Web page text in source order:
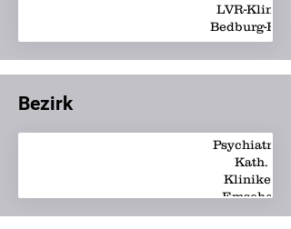
LVR-Klinik
Bedburg-Hau
Bezirk
Psychiatrie -
Kath.
Kliniken
Emscher-
Lippe